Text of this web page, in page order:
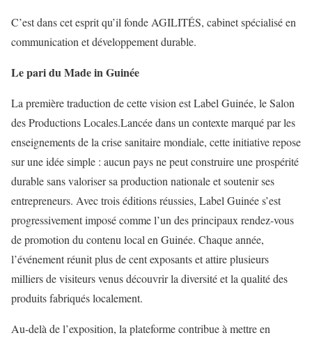
C’est dans cet esprit qu’il fonde AGILITÉS, cabinet spécialisé en
communication et développement durable.
Le pari du Made in Guinée
La première traduction de cette vision estLabel Guinée, le Salon
des Productions Locales.Lancée dans un contexte marqué par les
enseignements de la crise sanitaire mondiale, cette initiative repose
sur une idée simple : aucun pays ne peut construire une prospérité
durable sans valoriser sa production nationale et soutenir ses
entrepreneurs. Avec trois éditions réussies, Label Guinées’est
progressivement imposé comme l’un des principaux rendez-vous
de promotion du contenu local en Guinée. Chaque année,
l’événement réunit plus de cent exposants et attire plusieurs
milliers de visiteurs venus découvrir la diversité et la qualité des
produits fabriqués localement.
Au-delà de l’exposition, la plateforme contribue à mettre en